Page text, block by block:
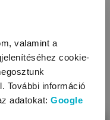
valamint a
cookie-
További információ
adatokat: Google